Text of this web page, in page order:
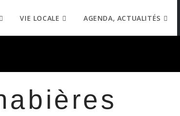
VIE LOCALE AGENDA, ACTUALITÉS